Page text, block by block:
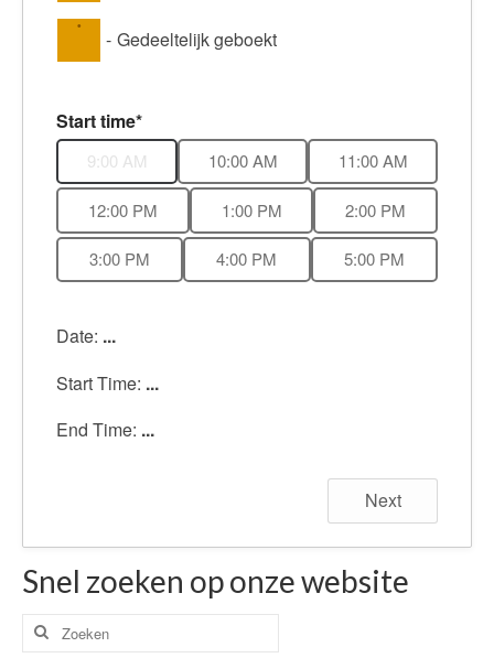
Ik ben lid van de Beroepsvereniging
Aanmelden Dag van de Mantelzorg 2019 (regio
Prinsenbeek- Breda- Etten Leur)
Laatste Nieuws
Inschrijfformulier
Booking Received
Boekingsformulier
Full Day Booking
Contact Form
Book an Appointment
·
- Gedeeltelijk geboekt
Start time*
9:00 AM 10:00 AM 11:00 AM
12:00 PM 1:00 PM 2:00 PM
3:00 PM 4:00 PM 5:00 PM
Date: ...
Start Time: ...
End Time: ...
Next
Snel zoeken op onze website
Zoeken
naar: